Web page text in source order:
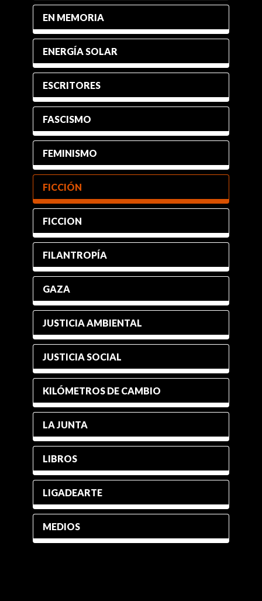
EN MEMORIA
ENERGÍA SOLAR
ESCRITORES
FASCISMO
FEMINISMO
FICCIÓN
FICCION
FILANTROPÍA
GAZA
JUSTICIA AMBIENTAL
JUSTICIA SOCIAL
KILÓMETROS DE CAMBIO
LA JUNTA
LIBROS
LIGADEARTE
MEDIOS